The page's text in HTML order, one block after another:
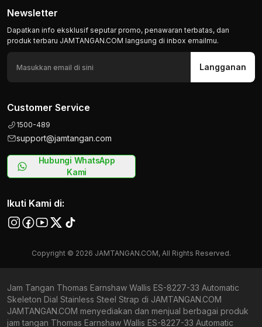
Newsletter
Dapatkan info eksklusif seputar promo, penawaran terbatas, dan
produk terbaru JAMTANGAN.COM langsung di inbox emailmu.
Langganan
Customer Service
1500-489
support@jamtangan.com
Hubungi WhatsApp
Kami
Ikuti Kami di:
Copyright © 2026 JAMTANGAN.COM, All Rights Reserved.
Jam Tangan Thomas Earnshaw Wallis ES-8227-33 Automatic
Skeleton Dial Stainless Steel Strap di JAMTANGAN.COM
JAMTANGAN.COM menyediakan dan menjual berbagai produk
jam tangan Thomas Earnshaw Wallis ES-8227-33 Automatic